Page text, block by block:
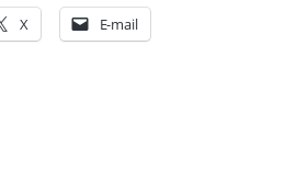
X E-mail